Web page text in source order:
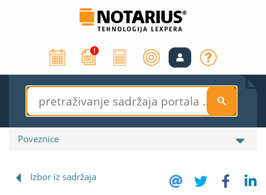
S
Poveznice
Izbor iz sadržaja